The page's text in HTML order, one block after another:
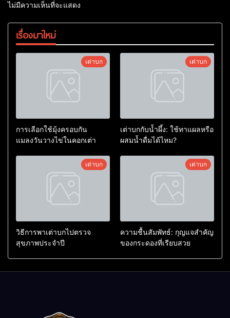
ไม่มีความเห็นที่จะแสดง
เรื่องมาใหม่
เต่าบก
การเลือกใช้มุ้งครอบกัน
แมลงวันวางไข่ในคอกเต่า
เต่าบก
เต่าบกกับน้ำผึ้ง: ใช้ทาแผลหรือ
ผสมน้ำดื่มได้ไหม?
เต่าบก
วิธีการพาเต่าบกไปตรวจ
สุขภาพประจำปี
เต่าบก
ความชื้นสัมพัทธ์: กุญแจสำคัญ
ของกระดองที่เรียบสวย